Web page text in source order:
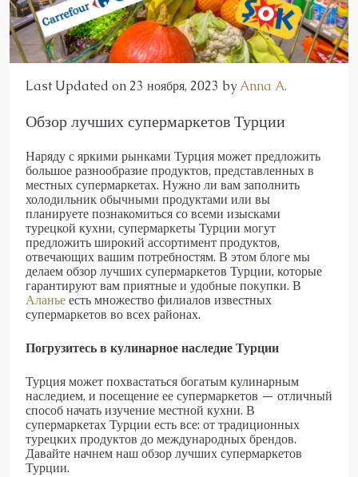
Last Updated on 23 ноября, 2023 byAnna A.
Обзор лучших супермаркетов Турции
Наряду с яркими рынками Турция может предложить
большое разнообразие продуктов, представленных в
местных супермаркетах. Нужно ли вам заполнить
холодильник обычными продуктами или вы
планируете познакомиться со всеми изысками
турецкой кухни, супермаркеты Турции могут
предложить широкий ассортимент продуктов,
отвечающих вашим потребностям. В этом блоге мы
делаем обзор лучших супермаркетов Турции, которые
гарантируют вам приятные и удобные покупки. В
Аланьеесть множество филиалов известных
супермаркетов во всех районах.
Погрузитесь в кулинарное наследие Турции
Турция может похвастаться богатым кулинарным
наследием, и посещение ее супермаркетов — отличный
способ начать изучение местной кухни. В
супермаркетах Турции есть все: от традиционных
турецких продуктов до международных брендов.
Давайте начнем наш обзор лучших супермаркетов
Турции.